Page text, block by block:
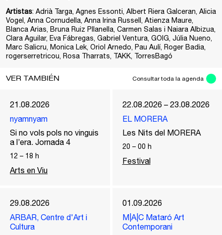
Artistas: Adrià Targa, Agnes Essonti, Albert Riera Galceran, Alicia
Vogel, Anna Cornudella, Anna Irina Russell, Atienza Maure,
Blanca Arias, Bruna Ruiz Pllanella, Carmen Salas i Naiara Albizua,
Clara Aguilar, Eva Fábregas, Gabriel Ventura, GOIG, Júlia Nueno,
Marc Salicru, Monica Lek, Oriol Arnedo, Pau Aulí, Roger Badia,
rogerserretricou, Rosa Tharrats, TAKK, TorresBagó
VER TAMBIÉN Consultar toda la agenda
21.08.2026
nyamnyam
Si no vols pols no vinguis
a l’era. Jornada 4
12 – 18 h
Arts en Viu
22.08.2026 – 23.08.2026
EL MORERA
Les Nits del MORERA
20 – 00 h
Festival
29.08.2026
ARBAR, Centre d'Art i
Cultura
01.09.2026
M|A|C Mataró Art
Contemporani